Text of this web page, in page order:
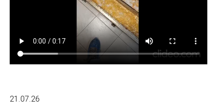
21.07.26